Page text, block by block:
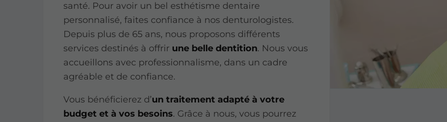
santé. Pour avoir un bel esthétisme dentaire
personnalisé, faites confiance à nos denturologistes.
Depuis plus de 65 ans, nous proposons différents
services destinés à offrir une belle dentition. Nous vous
accueillons avec professionnalisme, dans un cadre
agréable et de confiance.
Vous bénéficierez d’un traitement adapté à votre
budget et à vos besoins. Grâce à nous, vous pourrez